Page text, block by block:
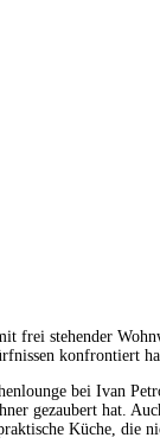
frei stehender
konfrontiert
bei Ivan
gezaubert hat.
Küche, die